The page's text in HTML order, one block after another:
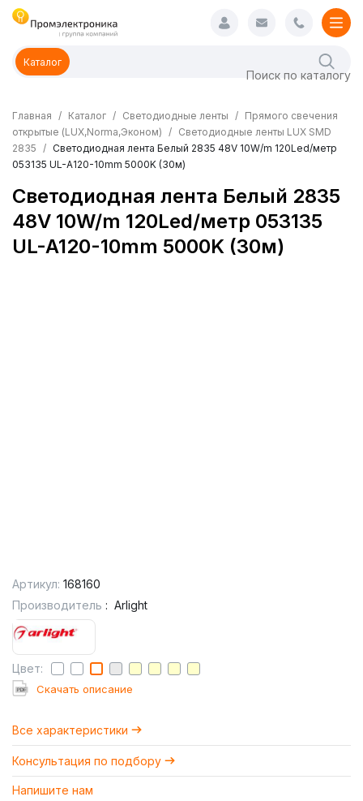
Каталог
Главная Каталог Светодиодные ленты
Прямого свечения
открытые (LUX,Norma,Эконом)
Светодиодные ленты LUX SMD
2835
Светодиодная лента Белый 2835 48V 10W/m 120Led/метр
053135 UL-A120-10mm 5000K (30м)
Светодиодная лента Белый 2835
48V 10W/m 120Led/метр 053135
UL-A120-10mm 5000K (30м)
Артикул: 168160
Производитель : Arlight
Цвет:
Cкачать описание
Все характеристики
Консультация по подбору
Напишите нам